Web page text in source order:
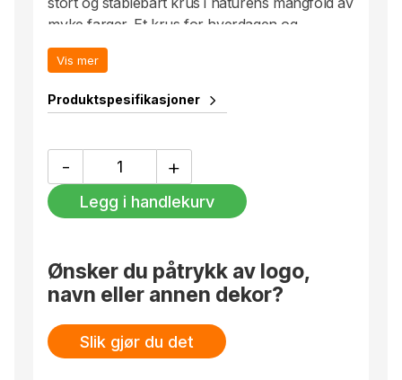
myke farger. Et krus for hverdagen og
kontoret. Kruset har avrundet fot som gir en
myk silhuett som brytes av med en kant
Bunnen har en praktisk dreneringskanal for å
oppvaskmaskinen. Laget av steintøy.
Vis mer
Produktspesifikasjoner
-
Krus
antall
+
Legg i handlekurv
Ønsker du påtrykk av logo,
navn eller annen dekor?
Slik gjør du det